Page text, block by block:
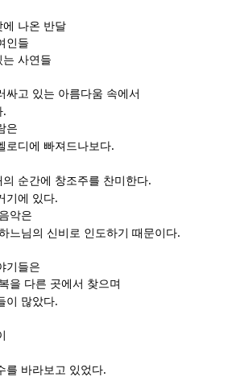
에 나온 반달
인들
는 사연들
싸고 있는 아름다움 속에서
.
은
로디에 빠져드나보다.
순간에 창조주를 찬미한다.
기에 있다.
악은
느님의 신비로 인도하기 때문이다.
기들은
을 다른 곳에서 찾으며
이 많았다.
를 바라보고 있었다.